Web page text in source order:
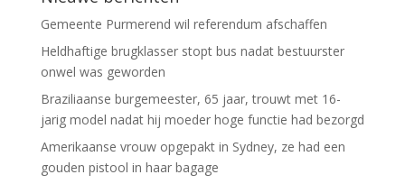
Gemeente Purmerend wil referendum afschaffen
Heldhaftige brugklasser stopt bus nadat bestuurster
onwel was geworden
Braziliaanse burgemeester, 65 jaar, trouwt met 16-
jarig model nadat hij moeder hoge functie had bezorgd
Amerikaanse vrouw opgepakt in Sydney, ze had een
gouden pistool in haar bagage